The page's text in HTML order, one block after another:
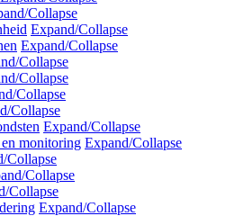
Collapse
Expand/Collapse
Expand/Collapse
Collapse
Collapse
Collapse
Collapse
Expand/Collapse
monitoring Expand/Collapse
Collapse
Collapse
Collapse
Expand/Collapse